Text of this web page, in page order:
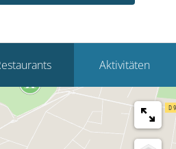
Aktivitäten